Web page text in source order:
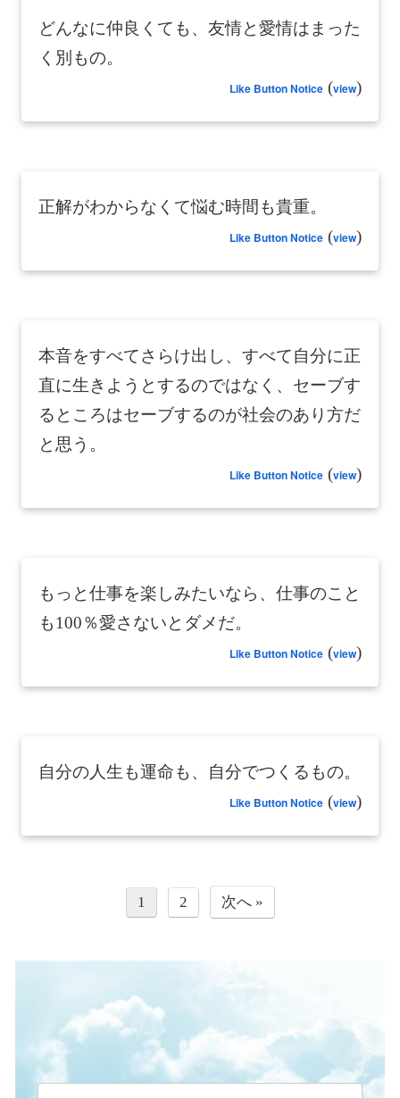
どんなに仲良くても、友情と愛情はまった
く別もの。
Like Button Notice (view)
正解がわからなくて悩む時間も貴重。
Like Button Notice (view)
本音をすべてさらけ出し、すべて自分に正
直に生きようとするのではなく、セーブす
るところはセーブするのが社会のあり方だ
と思う。
Like Button Notice (view)
もっと仕事を楽しみたいなら、仕事のこと
も100％愛さないとダメだ。
Like Button Notice (view)
自分の人生も運命も、自分でつくるもの。
Like Button Notice (view)
1 2 次へ »